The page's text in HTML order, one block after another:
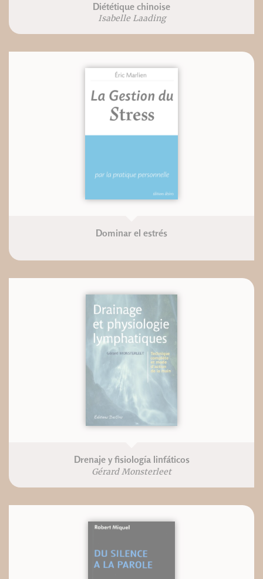
Diététique chinoise
Isabelle Laading
Dominar el estrés
Drenaje y fisiología linfáticos
Gérard Monsterleet